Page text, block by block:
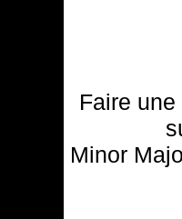
Faire
Minor